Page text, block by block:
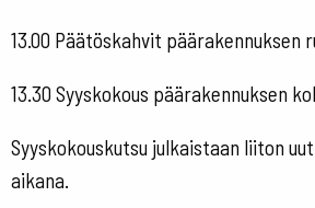
13.00 Päätöskahvit päärakennuksen
13.30 Syyskokous päärakennuksen
Syyskokouskutsu julkaistaan liiton
aikana.